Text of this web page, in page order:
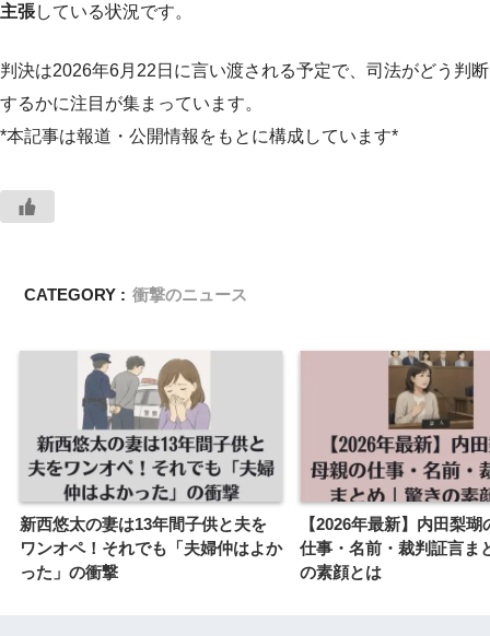
主張している状況です。
判決は2026年6月22日に言い渡される予定で、司法がどう判断
するかに注目が集まっています。
*本記事は報道・公開情報をもとに構成しています*
CATEGORY : 衝撃のニュース
新西悠太の妻は13年間子供と夫を
ワンオペ！それでも「夫婦仲はよか
った」の衝撃
【2026年最新】内田梨瑚
仕事・名前・裁判証言ま
の素顔とは